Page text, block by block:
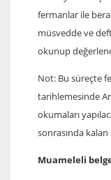
fermanlar ile
müsvedde ve
okunup
Not: Bu süreçte
tarihlemesinde
okumaları
sonrasında
Muameleli